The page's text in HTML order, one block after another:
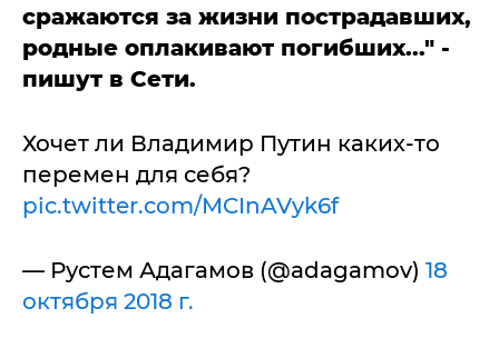
сражаются за жизни пострадавших,
родные оплакивают погибших..." -
пишут в Сети.
Хочет ли Владимир Путин каких-то
перемен для себя?
pic.twitter.com/MCInAVyk6f
— Рустем Адагамов (@adagamov) 18
октября 2018 г.